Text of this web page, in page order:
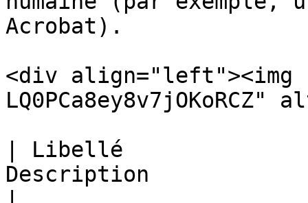
Acrobat).
<div
| Libellé
Description